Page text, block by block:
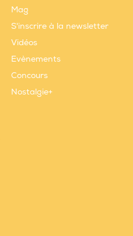
Mag
S'inscrire à la newsletter
Vidéos
Evènements
Concours
Nostalgie+